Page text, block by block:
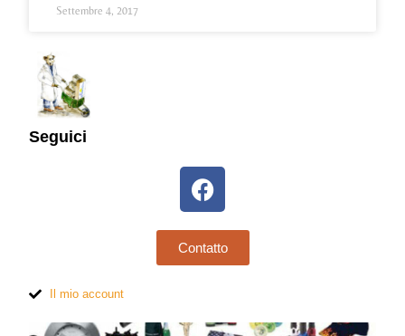
Settembre 4, 2017
Seguici
Contatto
Il mio account